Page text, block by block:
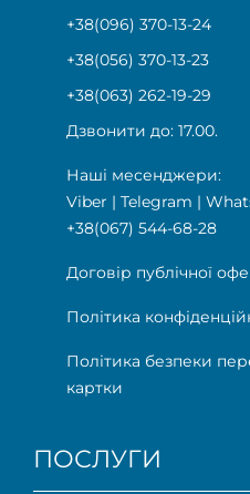
+38(096) 370-13-24
+38(056) 370-13-23
+38(063) 262-19-29
Дзвонити до: 17.00.
Наші месенджери:
Viber | Telegram |
+38(067) 544-68-28
Договір публічної
Політика
Політика безпеки
картки
ПОСЛУГИ